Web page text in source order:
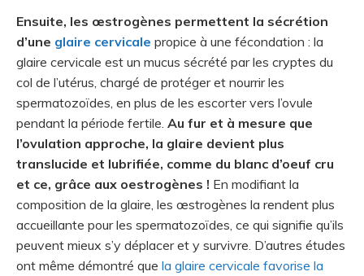
Ensuite, les œstrogènes permettent la sécrétion
d’une glaire cervicale propice à une fécondation : la
glaire cervicale est un mucus sécrété par les cryptes du
col de l’utérus, chargé de protéger et nourrir les
spermatozoïdes, en plus de les escorter vers l’ovule
pendant la période fertile. Au fur et à mesure que
l’ovulation approche, la glaire devient plus
translucide et lubrifiée, comme du blanc d’oeuf cru
et ce, grâce aux oestrogènes ! En modifiant la
composition de la glaire, les œstrogènes la rendent plus
accueillante pour les spermatozoïdes, ce qui signifie qu’ils
peuvent mieux s’y déplacer et y survivre. D’autres études
ont même démontré que la glaire cervicale favorise la